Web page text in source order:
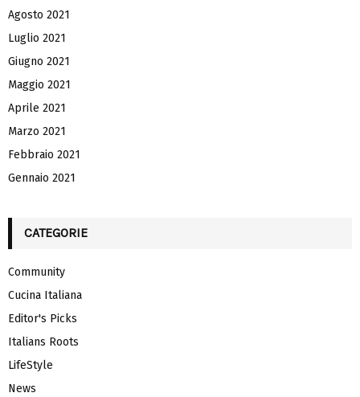
Agosto 2021
Luglio 2021
Giugno 2021
Maggio 2021
Aprile 2021
Marzo 2021
Febbraio 2021
Gennaio 2021
CATEGORIE
Community
Cucina Italiana
Editor's Picks
Italians Roots
LifeStyle
News